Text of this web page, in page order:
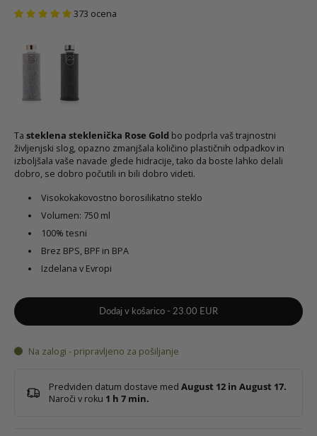
373 ocena
Ta steklena steklenička Rose Gold bo podprla vaš trajnostni
življenjski slog, opazno zmanjšala količino plastičnih odpadkov in
izboljšala vaše navade glede hidracije, tako da boste lahko delali
dobro, se dobro počutili in bili dobro videti.
Visokokakovostno borosilikatno steklo
Volumen: 750 ml
100% tesni
Brez BPS, BPF in BPA
Izdelana v Evropi
Dodaj v košarico - 23.00 EUR
Na zalogi - pripravljeno za pošiljanje
Predviden datum dostave med August 12 in August 17.
Naroči v roku 1 h 7 min.